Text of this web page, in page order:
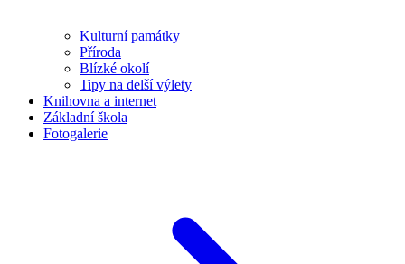
Kulturní památky
Příroda
Blízké okolí
Tipy na delší výlety
Knihovna a internet
Základní škola
Fotogalerie